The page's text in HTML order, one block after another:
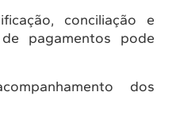
conciliação e
pagamentos pode
dos